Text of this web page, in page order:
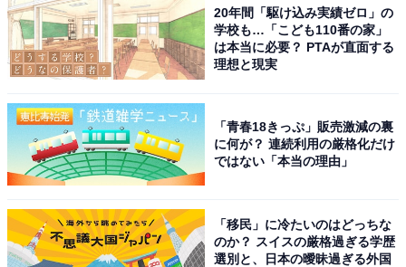
20年間「駆け込み実績ゼロ」の
学校も…「こども110番の家」
は本当に必要？ PTAが直面する
理想と現実
「青春18きっぷ」販売激減の裏
に何が？ 連続利用の厳格化だけ
ではない「本当の理由」
「移民」に冷たいのはどっちな
のか？ スイスの厳格過ぎる学歴
選別と、日本の曖昧過ぎる外国